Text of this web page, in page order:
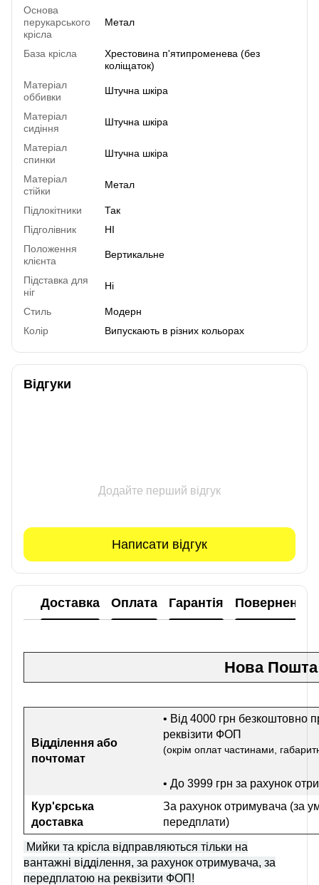
Основа
перукарського
крісла
Метал
База крісла
Хрестовина п'ятипроменева (без
коліщаток)
Матеріал
оббивки
Штучна шкіра
Матеріал
сидіння
Штучна шкіра
Матеріал
спинки
Штучна шкіра
Матеріал
стійки
Метал
Підлокітники
Так
Підголівник
НІ
Положення
клієнта
Вертикальне
Підставка для
ніг
Ні
Стиль
Модерн
Колір
Випускають в різних кольорах
Відгуки
Додайте перший відгук
Написати відгук
Доставка Оплата Гарантія Повернення
Нова Пошта
Відділення або
почтомат
• Від 4000 грн безкоштовно
реквізити ФОП
(окрім оплат частинами,
• До 3999 грн за рахунок
Кур'єрська
доставка
За рахунок отримувача (за
передплати)
Мийки та крісла відправляються тільки на
вантажні відділення, за рахунок отримувача, за
передплатою на реквізити ФОП!